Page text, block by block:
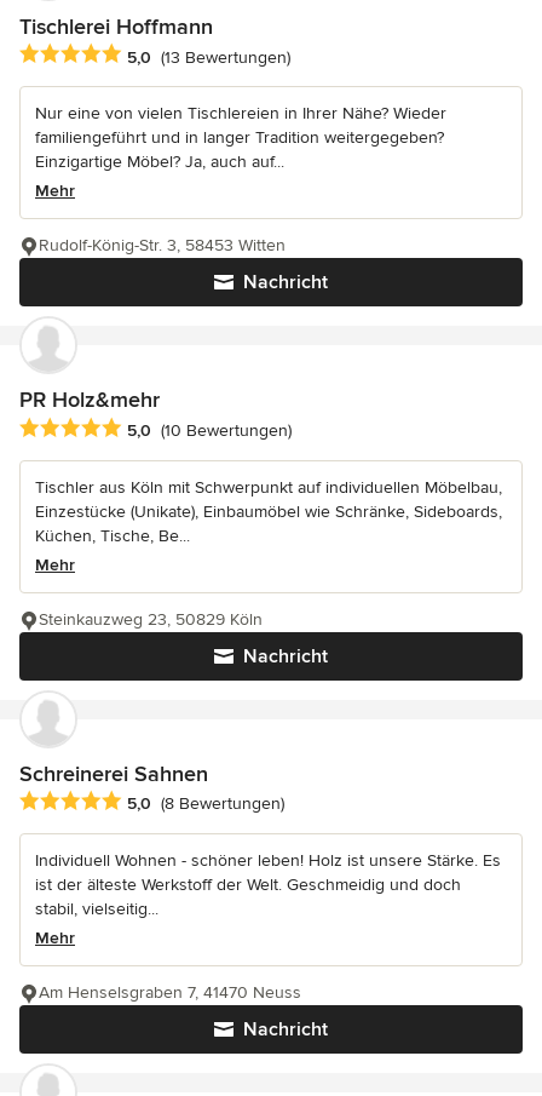
Tischlerei Hoffmann
Durchschnittliche Bewertung: 5 von 5 Sternen
5,0 (13 Bewertungen)
Nur eine von vielen Tischlereien in Ihrer Nähe? Wieder
familiengeführt und in langer Tradition weitergegeben?
Einzigartige Möbel? Ja, auch auf...
Mehr
Nachricht
Rudolf-König-Str. 3, 58453 Witten
PR Holz&mehr
Durchschnittliche Bewertung: 5 von 5 Sternen
5,0 (10 Bewertungen)
Tischler aus Köln mit Schwerpunkt auf individuellen Möbelbau,
Einzestücke (Unikate), Einbaumöbel wie Schränke, Sideboards,
Küchen, Tische, Be...
Mehr
Nachricht
Steinkauzweg 23, 50829 Köln
Schreinerei Sahnen
Durchschnittliche Bewertung: 5 von 5 Sternen
5,0 (8 Bewertungen)
Individuell Wohnen - schöner leben! Holz ist unsere Stärke. Es
ist der älteste Werkstoff der Welt. Geschmeidig und doch
stabil, vielseitig...
Mehr
Nachricht
Am Henselsgraben 7, 41470 Neuss